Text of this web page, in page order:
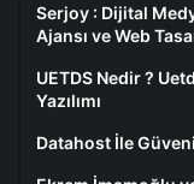
Serjoy : Dijital
Ajansı ve Web
UETDS Nedir ?
Yazılımı
Datahost İle